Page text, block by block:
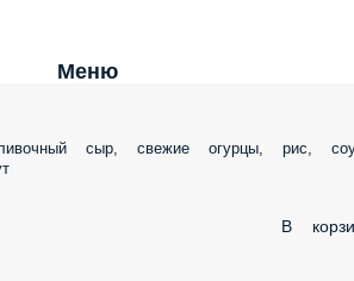
Меню
сыр, свежие огурцы, рис,
В